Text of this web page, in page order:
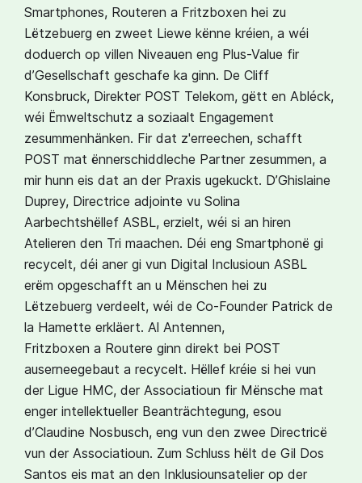
Smartphones, Routeren a Fritzboxen hei zu
Lëtzebuerg en zweet Liewe kënne kréien, a wéi
doduerch op villen Niveauen eng Plus-Value fir
d’Gesellschaft geschafe ka ginn. De Cliff
Konsbruck, Direkter POST Telekom, gëtt en Abléck,
wéi Ëmweltschutz a soziaalt Engagement
zesummenhänken. Fir dat z'erreechen, schafft
POST mat ënnerschiddleche Partner zesummen, a
mir hunn eis dat an der Praxis ugekuckt. D’Ghislaine
Duprey, Directrice adjointe vu Solina
Aarbechtshëllef ASBL, erzielt, wéi si an hiren
Atelieren den Tri maachen. Déi eng Smartphonë gi
recycelt, déi aner gi vun Digital Inclusioun ASBL
erëm opgeschafft an u Mënschen hei zu
Lëtzebuerg verdeelt, wéi de Co-Founder Patrick de
la Hamette erkläert. Al Antennen,
Fritzboxen a Routere ginn direkt bei POST
auserneegebaut a recycelt. Hëllef kréie si hei vun
der Ligue HMC, der Associatioun fir Mënsche mat
enger intellektueller Beanträchtegung, esou
d’Claudine Nosbusch, eng vun den zwee Directricë
vun der Associatioun. Zum Schluss hëlt de Gil Dos
Santos eis mat an den Inklusiounsatelier op der